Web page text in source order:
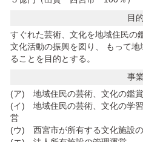
目的
すぐれた芸術、文化を地域住民の
文化活動の振興を図り、 もって
ることを目的とする。
事
(ア) 地域住民の芸術、文化の鑑
(イ) 地域住民の芸術、文化の学
営
(ウ) 西宮市が所有する文化施設